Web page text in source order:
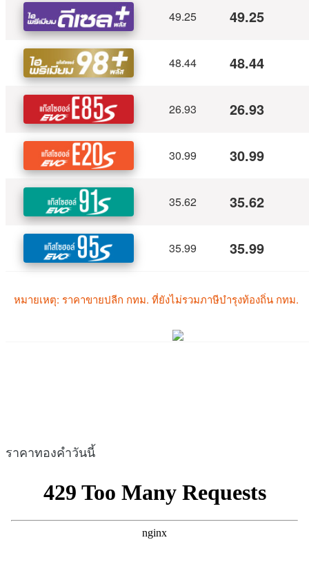
ราคาทองคำวันนี้